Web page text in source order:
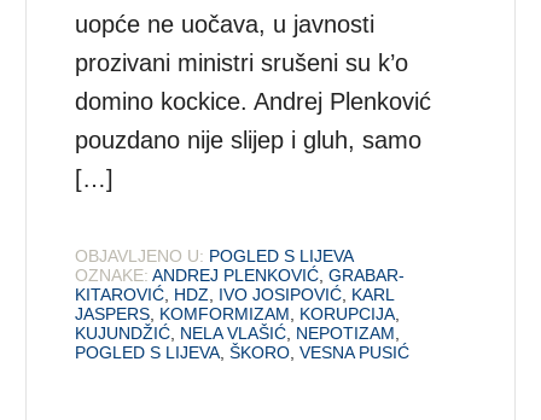
uopće ne uočava, u javnosti
prozivani ministri srušeni su k’o
domino kockice. Andrej Plenković
pouzdano nije slijep i gluh, samo
[…]
OBJAVLJENO U: POGLED S LIJEVA
OZNAKE: ANDREJ PLENKOVIĆ ,GRABAR-
KITAROVIĆ HDZ IVO JOSIPOVIĆ KARL
JASPERS KOMFORMIZAM KORUPCIJA
KUJUNDŽIĆ NELA VLAŠIĆ NEPOTIZAM
POGLED S LIJEVA ,ŠKORO ,VESNA PUSIĆ